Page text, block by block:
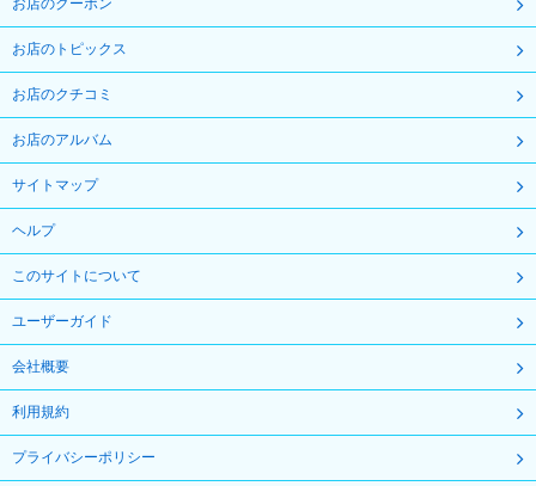
お店のクーポン
お店のトピックス
お店のクチコミ
お店のアルバム
サイトマップ
ヘルプ
このサイトについて
ユーザーガイド
会社概要
利用規約
プライバシーポリシー